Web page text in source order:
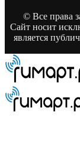
© Все права
Сайт носит
является